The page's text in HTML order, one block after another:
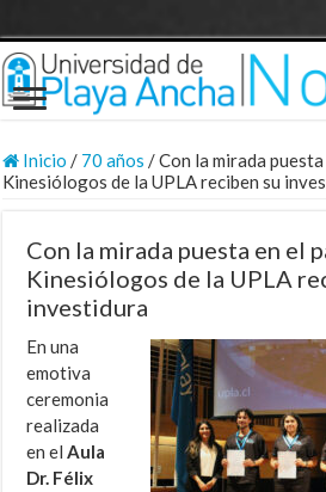
Inicio / 70 años /Con la mirada
Kinesiólogos de la UPLA reciben su
Con la mirada puesta en el
Kinesiólogos de la UPLA
investidura
En una
emotiva
ceremonia
realizada
en elAula
Dr. Félix